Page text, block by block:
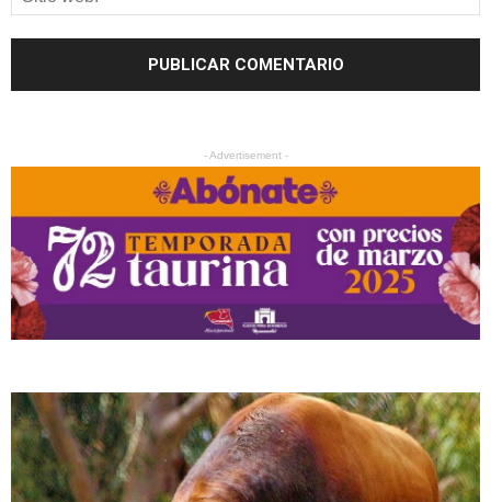
- Advertisement -